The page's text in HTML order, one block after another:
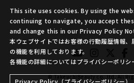
© TakeuchiBeauty co.,ltd. All
This site uses cookies. By using the
continuing to navigate, you accept
and change this in our Privacy Policy
本ウェブサイトではお客様の行動履歴情報
の機能を利用しております。
各機能の詳細についてはプライバシーポリシ
Privacy Policy（プライバシーポリシー）